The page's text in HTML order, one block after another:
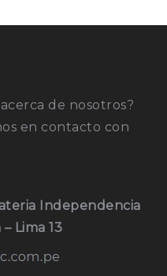
de nosotros?
en contacto con
Independencia
Lima 13